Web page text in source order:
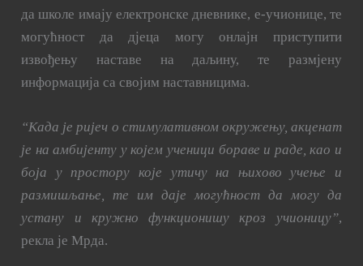
да школе имају електронске дневнике, е-учионице, те
могућност да дјеца могу онлајн приступити
извођењу наставе на даљину, те размјену
информација са својим наставницима.
“Када је ријеч о стимулативном окружењу, акценат
је на амбијенту у којем ученици бораве и раде, као и
боја у простору које утичу на њихово учење и
размишљање, те им даје могућност да могу да
устану и кружно функционишу кроз учионицу”,
рекла је Мрда.